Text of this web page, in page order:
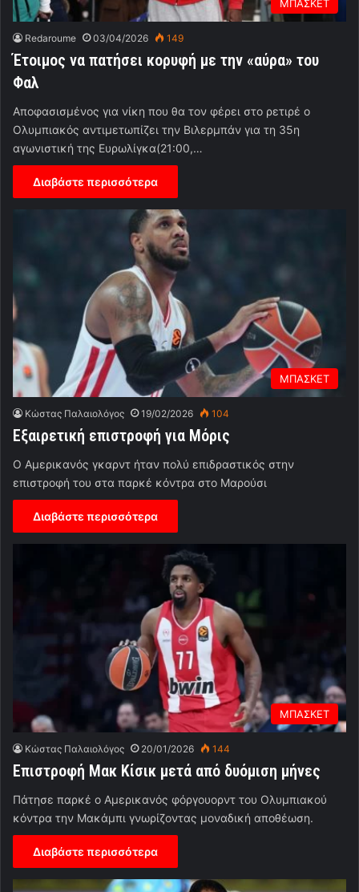
ΜΠΑΣΚΕΤ
Redaroume 03/04/2026 149
Έτοιμος να πατήσει κορυφή με την «αύρα» του
Φαλ
Αποφασισμένος για νίκη που θα τον φέρει στο ρετιρέ ο
Ολυμπιακός αντιμετωπίζει την Βιλερμπάν για τη 35η
αγωνιστική της Ευρωλίγκα(21:00,…
Διαβάστε περισσότερα
ΜΠΑΣΚΕΤ
Κώστας Παλαιολόγος 19/02/2026 104
Εξαιρετική επιστροφή για Μόρις
Ο Αμερικανός γκαρντ ήταν πολύ επιδραστικός στην
επιστροφή του στα παρκέ κόντρα στο Μαρούσι
Διαβάστε περισσότερα
ΜΠΑΣΚΕΤ
Κώστας Παλαιολόγος 20/01/2026 144
Επιστροφή Μακ Κίσικ μετά από δυόμιση μήνες
Πάτησε παρκέ ο Αμερικανός φόργουορντ του Ολυμπιακού
κόντρα την Μακάμπι γνωρίζοντας μοναδική αποθέωση.
Διαβάστε περισσότερα